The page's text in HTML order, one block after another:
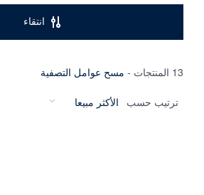
انتقاء
13 المنتجات - مسح عوامل التصفية
ترتيب حسب